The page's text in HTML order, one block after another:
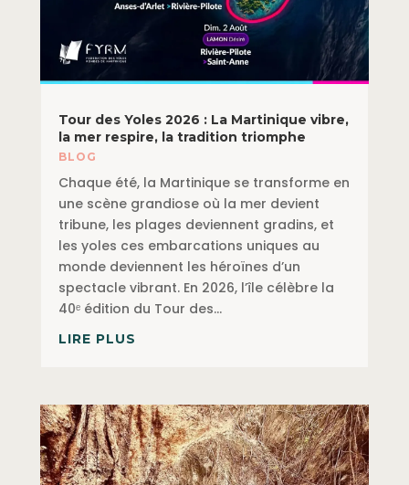
Tour des Yoles 2026 : La Martinique vibre,
la mer respire, la tradition triomphe
BLOG
Chaque été, la Martinique se transforme en
une scène grandiose où la mer devient
tribune, les plages deviennent gradins, et
les yoles ces embarcations uniques au
monde deviennent les héroïnes d’un
spectacle vibrant. En 2026, l’île célèbre la
40ᵉ édition du Tour des...
LIRE PLUS